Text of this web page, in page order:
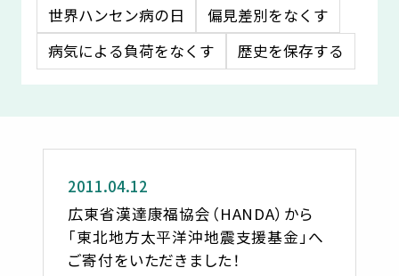
世界ハンセン病の日
偏見差別をなくす
病気による負荷をなくす
歴史を保存する
2011.04.12
広東省漢達康福協会（HANDA）から
「東北地方太平洋沖地震支援基金」へ
ご寄付をいただきました！